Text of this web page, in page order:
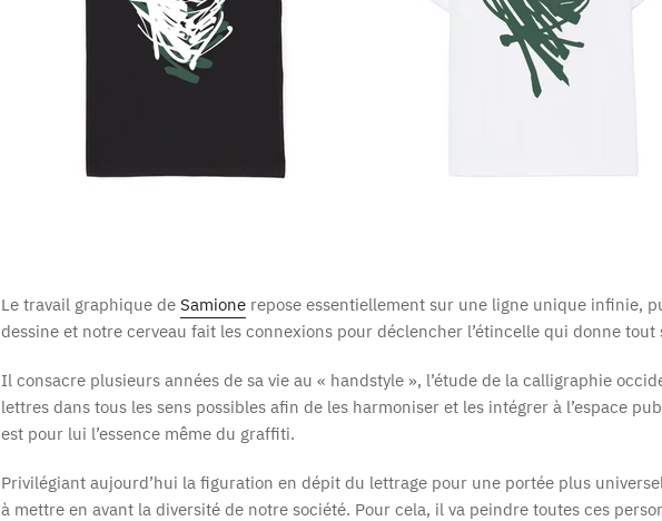
Le travail graphique de Samione repose essentiellement sur une ligne unique infinie,
dessine et notre cerveau fait les connexions pour déclencher l’étincelle qui donne tout
Il consacre plusieurs années de sa vie au « handstyle », l’étude de la calligraphie
lettres dans tous les sens possibles afin de les harmoniser et les intégrer à l’espace
est pour lui l’essence même du graffiti.
Privilégiant aujourd’hui la figuration en dépit du lettrage pour une portée plus
à mettre en avant la diversité de notre société. Pour cela, il va peindre toutes ces